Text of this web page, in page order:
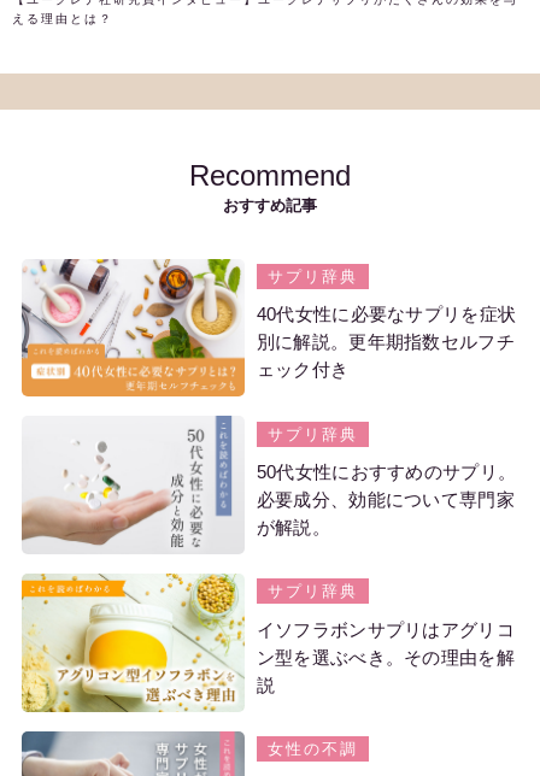
える理由とは？
Recommend
おすすめ記事
サプリ辞典
40代女性に必要なサプリを症状
別に解説。更年期指数セルフチ
ェック付き
サプリ辞典
50代女性におすすめのサプリ。
必要成分、効能について専門家
が解説。
サプリ辞典
イソフラボンサプリはアグリコ
ン型を選ぶべき。その理由を解
説
女性の不調